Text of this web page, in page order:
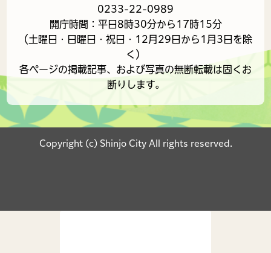
0233-22-0989
開庁時間：平日8時30分から17時15分
（土曜日・日曜日・祝日・12月29日から1月3日を除
く）
各ページの掲載記事、および写真の無断転載は固くお
断りします。
Copyright (c) Shinjo City All rights reserved.